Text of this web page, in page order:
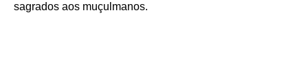
sagrados aos muçulmanos.